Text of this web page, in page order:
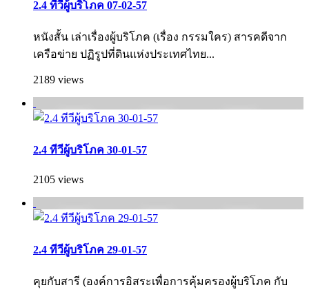
2.4 ทีวีผู้บริโภค 07-02-57
หนังสั้น เล่าเรื่องผู้บริโภค (เรื่อง กรรมใคร) สารคดีจาก
เครือข่าย ปฏิรูปที่ดินแห่งประเทศไทย...
2189 views
2.4 ทีวีผู้บริโภค 30-01-57
2105 views
2.4 ทีวีผู้บริโภค 29-01-57
คุยกับสารี (องค์การอิสระเพื่อการคุ้มครองผู้บริโภค กั­บ